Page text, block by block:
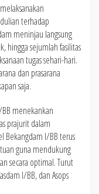
terhadap
meninjau langsung
hingga sejumlah fasilitas
tugas sehari-hari.
dan prasarana
saja.
menekankan
prajurit dalam
Bekangdam I/BB terus
guna mendukung
secara optimal. Turut
l/BB, dan Asops